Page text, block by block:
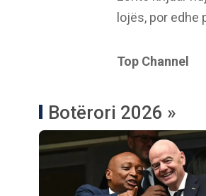
lojës, por edhe
Top Channel
Botërori 2026 »